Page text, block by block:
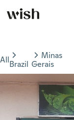
AllBrazil
Minas
Gerais